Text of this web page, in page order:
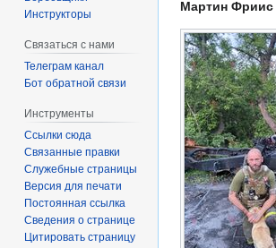
Мартин Фриис
Инструкторы
Связаться с нами
Телеграм канал
Бот обратной связи
Инструменты
Ссылки сюда
Связанные правки
Служебные страницы
Версия для печати
Постоянная ссылка
Сведения о странице
Цитировать страницу